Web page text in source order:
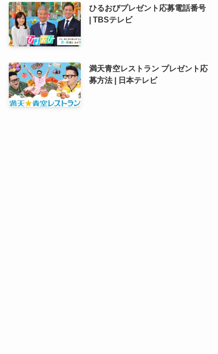
ひるおびプレゼント応募電話番号
| TBSテレビ
満天青空レストラン プレゼント応
募方法 | 日本テレビ